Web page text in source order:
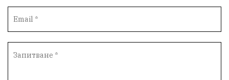
БъдещевБългария
Медицина Пожари КултурноНаследство